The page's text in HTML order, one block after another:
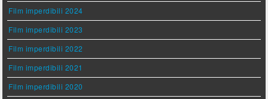
Film imperdibili 2024
Film imperdibili 2023
Film imperdibili 2022
Film imperdibili 2021
Film imperdibili 2020